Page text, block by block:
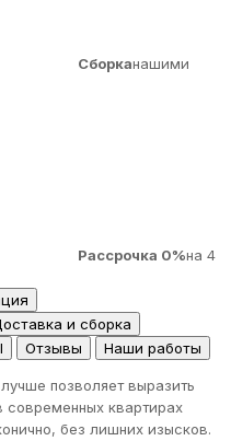
Сборканашими
Рассрочка 0%на 4
и сборка
Отзывы Наши работы
позволяет выразить
современных квартирах
без лишних изысков.